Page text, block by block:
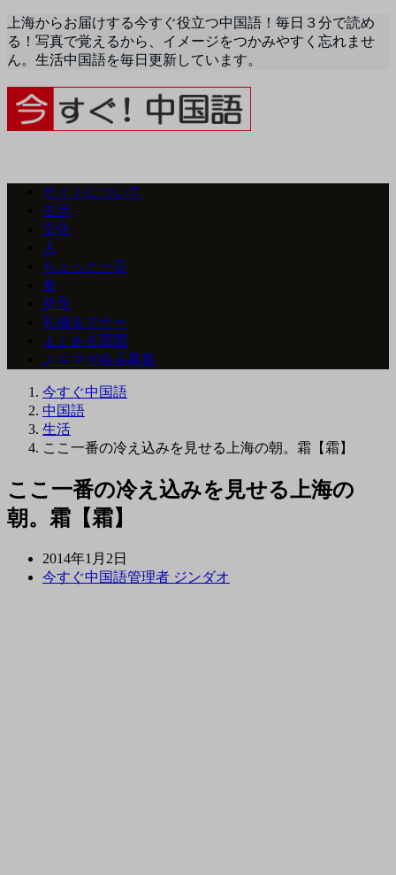
上海からお届けする今すぐ役立つ中国語！毎日３分で読め
る！写真で覚えるから、イメージをつかみやすく忘れませ
ん。生活中国語を毎日更新しています。
サイトについて
生活
文化
人
ちょっと一言
食
発音
礼儀＆マナー
よくある質問
メルマガ会員募集
今すぐ中国語
中国語
生活
ここ一番の冷え込みを見せる上海の朝。霜【霜】
ここ一番の冷え込みを見せる上海の
朝。霜【霜】
2014年1月2日
今すぐ中国語管理者 ジンダオ